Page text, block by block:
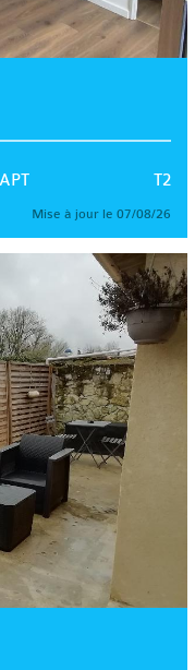
T2
Mise à jour le 07/08/26